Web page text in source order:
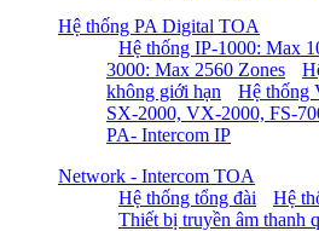
Hệ thống PA Digital TOA
Hệ thống IP-1000: Max
3000: Max 2560 Zones
không giới hạn
Hệ thống
SX-2000, VX-2000, FS-
PA- Intercom IP
Network - Intercom TOA
Hệ thống tổng đài
Hệ
Thiết bị truyền âm thanh